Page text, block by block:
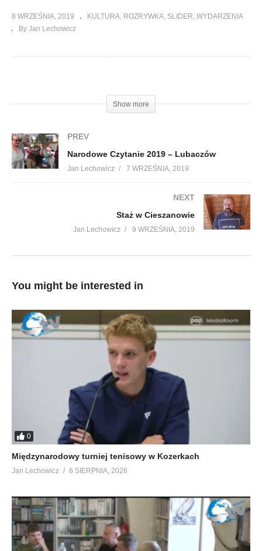
8 WRZEŚNIA, 2019 KULTURA ROZRYWKA SLIDER WYDARZENIA
By Jan Lechowicz
Show more
PREV
Narodowe Czytanie 2019 – Lubaczów
Jan Lechowicz 7 WRZEŚNIA, 2019
NEXT
Staż w Cieszanowie
Jan Lechowicz 9 WRZEŚNIA, 2019
You might be interested in
0
Międzynarodowy turniej tenisowy w Kozerkach
Jan Lechowicz 6 SIERPNIA, 2026